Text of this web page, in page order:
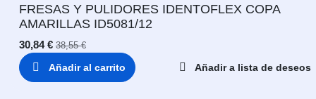
FRESAS Y PULIDORES IDENTOFLEX COPA
AMARILLAS ID5081/12
30,84€ 38,55€
Añadir al carrito Añadir a lista de deseos